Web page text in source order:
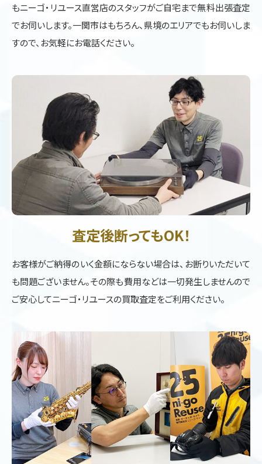
もニーゴ・リユース直営店のスタッフがご自宅まで無料出張査定
でお伺いします。一関市はもちろん、県境のエリアでもお伺いしま
すので、お気軽にお電話ください。
査定後断ってもOK！
お客様がご納得のいく金額にならない場合は、お断りいただいて
も問題ございません。その際も費用などは一切発生しませんので
ご安心してニーゴ・リユースの買取査定をご利用ください。